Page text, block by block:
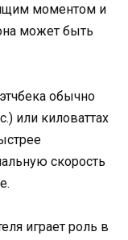
моментом и
может быть
обычно
или киловаттах
скорость
играет роль в